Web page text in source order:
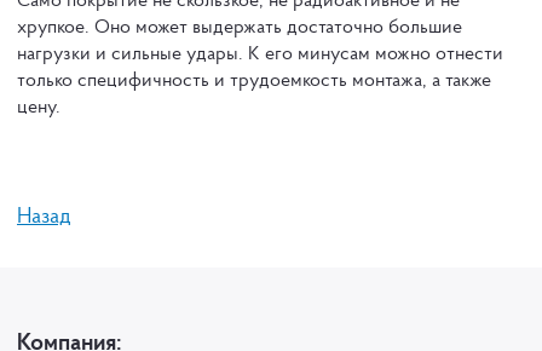
хрупкое. Оно может выдержать достаточно большие
нагрузки и сильные удары. К его минусам можно отнести
только специфичность и трудоемкость монтажа, а также
цену.
Назад
Компания: